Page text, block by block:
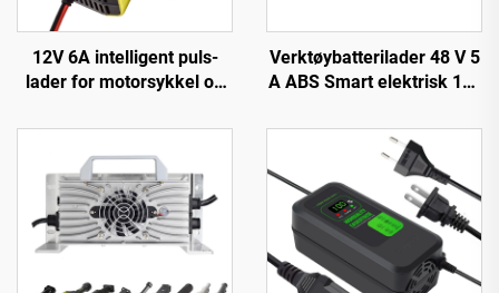
12V 6A intelligent puls-
lader for motorsykkel og
LED-skjerm, EU/US/UK
tilpassbar utgang, Lifepo4
bilreparasjon
Verktøybatterilader 48 V 5
A ABS Smart elektrisk 14s
sykkel-lader 54,6 V 58,8 V
58,4 V